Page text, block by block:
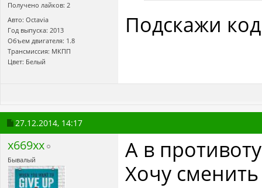
Получено лайков: 2
Авто: Octavia
Год выпуска: 2013
Объем двигателя: 1.8
Трансмиссия: МКПП
Цвет: Белый
Подскажи
27.12.2014, 14:17
x669xx
Бывалый
А в
Хочу